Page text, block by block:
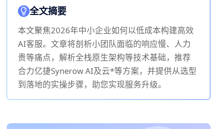
全文摘要
本文聚焦2026年中小企业如何以低成本构建高效
AI客服。文章将剖析小团队面临的响应慢、人力
贵等痛点，解析全栈原生架构等技术基础，推荐
合力亿捷Synerow AI及云*等方案，并提供从选型
到落地的实操步骤，助您实现服务升级。